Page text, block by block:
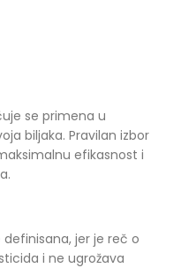
se primena u
biljaka. Pravilan izbor
efikasnost i
jer je reč o
i ne ugrožava